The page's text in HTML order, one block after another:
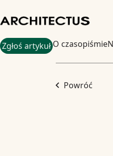
Zgłoś artykuł O czasopiśmie
Powróć